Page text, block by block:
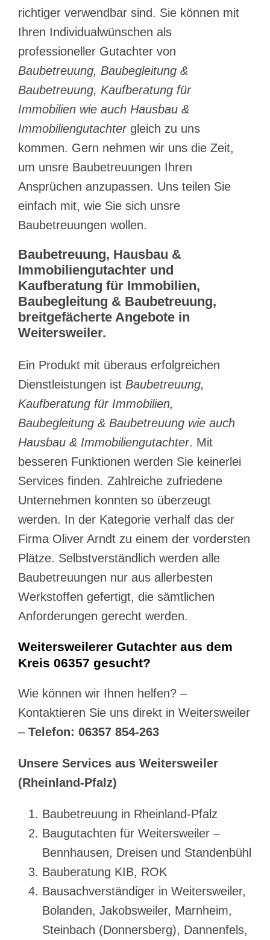
richtiger verwendbar sind. Sie können mit
Ihren Individualwünschen als
professioneller Gutachter von
Baubetreuung, Baubegleitung &
Baubetreuung, Kaufberatung für
Immobilien wie auch Hausbau &
Immobiliengutachtergleich zu uns
kommen. Gern nehmen wir uns die Zeit,
um unsre Baubetreuungen Ihren
Ansprüchen anzupassen. Uns teilen Sie
einfach mit, wie Sie sich unsre
Baubetreuungen wollen.
Baubetreuung, Hausbau &
Immobiliengutachter und
Kaufberatung für Immobilien,
Baubegleitung & Baubetreuung,
breitgefächerte Angebote in
Weitersweiler.
Ein Produkt mit überaus erfolgreichen
Dienstleistungen ist Baubetreuung,
Kaufberatung für Immobilien,
Baubegleitung & Baubetreuung wie auch
Hausbau & Immobiliengutachter. Mit
besseren Funktionen werden Sie keinerlei
Services finden. Zahlreiche zufriedene
Unternehmen konnten so überzeugt
werden. In der Kategorie verhalf das der
Firma Oliver Arndt zu einem der vordersten
Plätze. Selbstverständlich werden alle
Baubetreuungen nur aus allerbesten
Werkstoffen gefertigt, die sämtlichen
Anforderungen gerecht werden.
Weitersweilerer Gutachter aus dem
Kreis 06357 gesucht?
Wie können wir Ihnen helfen? –
Kontaktieren Sie uns direkt in Weitersweiler
– Telefon: 06357 854-263
Unsere Services aus Weitersweiler
(Rheinland-Pfalz)
Baubetreuung in Rheinland-Pfalz
Baugutachten für Weitersweiler –
Bennhausen, Dreisen und Standenbühl
Bauberatung KIB, ROK
Bausachverständiger in Weitersweiler,
Bolanden, Jakobsweiler, Marnheim,
Steinbach (Donnersberg), Dannenfels,